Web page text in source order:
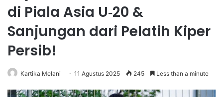
di Piala Asia U‑20 &
Sanjungan dari Pelatih Kiper
Persib!
Kartika Melani 11 Agustus 2025 245 Less than a minute